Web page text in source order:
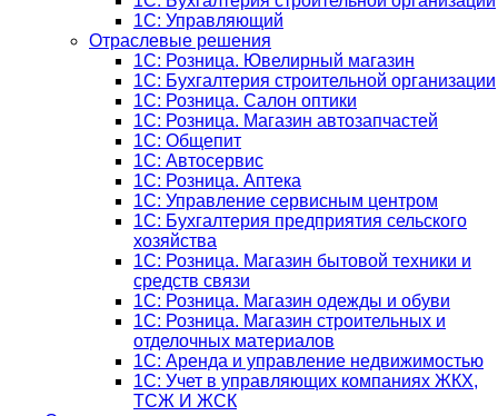
1С: Управляющий
Отраслевые решения
1С: Розница. Ювелирный магазин
1С: Бухгалтерия строительной организации
1С: Розница. Салон оптики
1С: Розница. Магазин автозапчастей
1C: Общепит
1С: Автосервис
1С: Розница. Аптека
1С: Управление сервисным центром
1С: Бухгалтерия предприятия сельского
хозяйства
1С: Розница. Магазин бытовой техники и
средств связи
1С: Розница. Магазин одежды и обуви
1С: Розница. Магазин строительных и
отделочных материалов
1С: Аренда и управление недвижимостью
1C: Учет в управляющих компаниях ЖКХ,
ТСЖ И ЖСК